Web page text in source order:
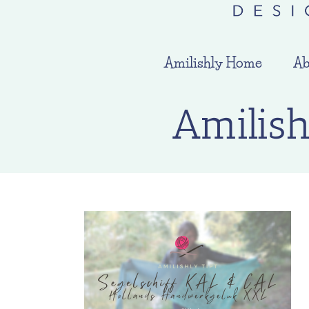
Amilishly Home